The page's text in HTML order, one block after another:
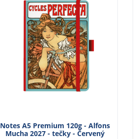
Notes A5 Premium 120g - Alfons
Mucha 2027 - tečky - Červený